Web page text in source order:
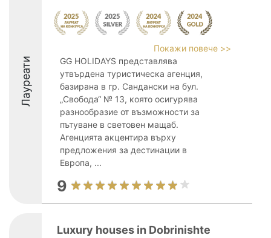
Лауреати
Покажи повече >>
GG HOLIDAYS представлява
утвърдена туристическа агенция,
базирана в гр. Сандански на бул.
„Свобода“ № 13, която осигурява
разнообразие от възможности за
пътуване в световен мащаб.
Агенцията акцентира върху
предложения за дестинации в
Европа, ...
9
Luxury houses in Dobrinishte